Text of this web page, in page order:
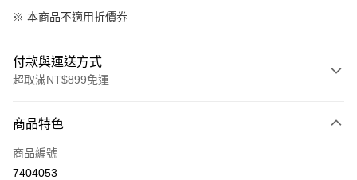
※ 本商品不適用折價券
付款與運送方式
超取滿NT$899免運
信用卡一次付款
超商取貨付款
商品特色
商品編號
7404053